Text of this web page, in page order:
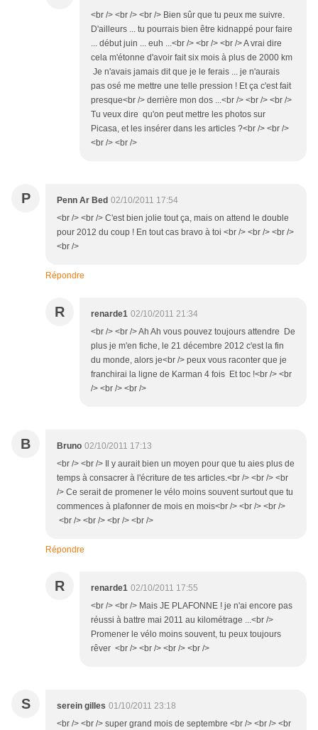
<br /> <br /> <br /> Bien sûr que tu peux me suivre.
D'ailleurs ... tu pourrais bien être kidnappé pour faire
... début juin ... euh ...<br /> <br /> <br /> A vrai dire
cela m'étonne d'avoir fait six mois à plus de 2000 km
Je n'avais jamais dit que je le ferais ... je n'aurais
pas osé me mettre une telle pression ! Et ça c'est fait
presque<br /> derrière mon dos ...<br /> <br /> <br />
Tu veux dire qu'on peut mettre les photos sur
Picasa, et les insérer dans les articles ?<br /> <br />
<br /> <br />
P Penn Ar Bed 02/10/2011 17:54
<br /> <br /> C'est bien jolie tout ça, mais on attend le double
pour 2012 du coup ! En tout cas bravo à toi <br /> <br /> <br />
<br />
Répondre
R renarde1 02/10/2011 21:34
<br /> <br /> Ah Ah vous pouvez toujours attendre De
plus je m'en fiche, le 21 décembre 2012 c'est la fin
du monde, alors je<br /> peux vous raconter que je
franchirai la ligne de Karman 4 fois Et toc !<br /> <br
/> <br /> <br />
B Bruno 02/10/2011 17:13
<br /> <br /> Il y aurait bien un moyen pour que tu aies plus de
temps à consacrer à l'écriture de tes articles.<br /> <br /> <br
/> Ce serait de promener le vélo moins souvent surtout que tu
commences à plafonner de mois en mois<br /> <br /> <br />
<br /> <br /> <br /> <br />
Répondre
R renarde1 02/10/2011 17:55
<br /> <br /> Mais JE PLAFONNE ! je n'ai encore pas
réussi à battre mai 2011 au kilométrage ...<br />
Promener le vélo moins souvent, tu peux toujours
rêver <br /> <br /> <br /> <br />
S serein gilles 01/10/2011 23:18
<br /> <br /> super grand mois de septembre <br /> <br /> <br